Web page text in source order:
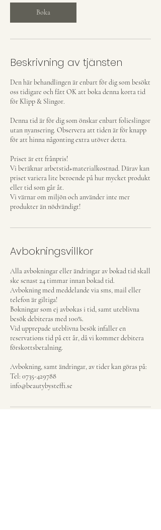
n
Boka
Beskrivning av tjänsten
Den här behandlingen är enbart för dig som besökt
oss tidigare och fått OK att boka denna korta tid
för Klipp & Slingor.
Denna tid är för dig som önskar enbart folieslingor
utan nyansering. Observera att tiden är för knapp
för att hinna någonting extra utöver detta.
Priset är ett frånpris!
Vi beräknar arbetstid+materialkostnad. Därav kan
priset variera lite beroende på hur mycket produkt
eller tid som går åt.
Vi värnar om miljön och använder inte mer
produkter än nödvändigt!
Avbokningsvillkor
Alla avbokningar eller ändringar av bokad tid skall
ske senast 24 timmar innan bokad tid.
Avbokning med meddelande via sms, mail eller
telefon är giltiga!
Bokningar som ej avbokas i tid, samt uteblivna
besök debiteras med 100%.
Vid upprepade uteblivna besök infaller en
reservations tid på ett år, då vi kommer debitera
förskottsbetalning.
Avbokning, samt ändringar, av tider kan göras på:
Tel: 0735-429788
info@beautybysteffi.se